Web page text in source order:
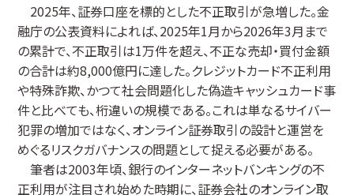
2025年、証券口座を標的とした不正取引が急増した。金
融庁の公表資料によれば、2025年1月から2026年3月まで
の累計で、不正取引は1万件を超え、不正な売却・買付金額
の合計は約8,000億円に達した。クレジットカード不正利用
や特殊詐欺、かつて社会問題化した偽造キャッシュカード事
件と比べても、桁違いの規模である。これは単なるサイバー
犯罪の増加ではなく、オンライン証券取引の設計と運営を
めぐるリスクガバナンスの問題として捉える必要がある。
筆者は2003年頃、銀行のインターネットバンキングの不
正利用が注目され始めた時期に、証券会社のオンライン取